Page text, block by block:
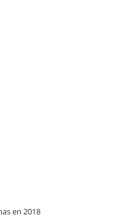
en 2018